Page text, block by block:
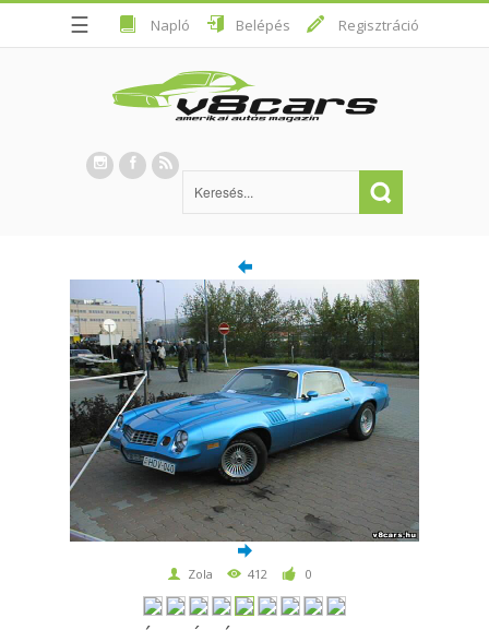
☰ Napló Belépés Regisztráció
Zola 412 0